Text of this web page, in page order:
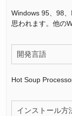
Windows 95、98
思われます。他の
開発言語
Hot Soup
インストール方